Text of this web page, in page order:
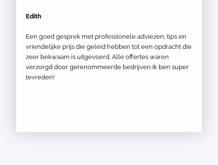
Edith
Een goed gesprek met professionele adviezen, tips en
vriendelijke prijs die geleid hebben tot een opdracht die
zeer bekwaam is uitgevoerd. Alle offertes waren
verzorgd door gerenommeerde bedrijven Ik ben super
tevreden!